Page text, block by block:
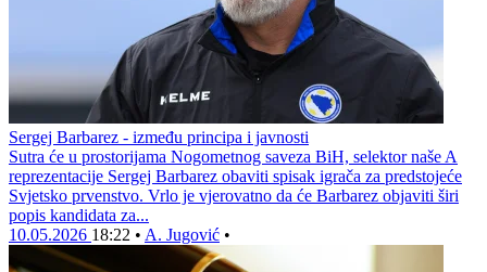
Sergej Barbarez - između principa i javnosti
Sutra će u prostorijama Nogometnog saveza BiH, selektor naše A
reprezentacije Sergej Barbarez obaviti spisak igrača za predstojeće
Svjetsko prvenstvo. Vrlo je vjerovatno da će Barbarez objaviti širi
popis kandidata za...
10.05.2026 18:22 • A. Jugović •